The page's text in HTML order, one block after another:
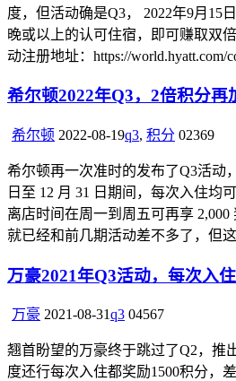
度，但活动确是Q3， 2022年9月15
晚或以上的认可住宿，即可赚取双
动注册地址：https://world.hyatt.com/
希尔顿2022年Q3，2倍积分再
希尔顿 2022-08-19q3, 积分 02369
希尔顿再一次准时的发布了Q3活动
日至 12 月 31 日期间，每次入住均
离店时间在周一到周五可再享
就已经和前几期活动差不多了，但
万豪2021年Q3活动，每次入
万豪 2021-08-31q3 04567
翘首盼望的万豪终于跳过了Q2，推
度还行每次入住都奖励1500积分，